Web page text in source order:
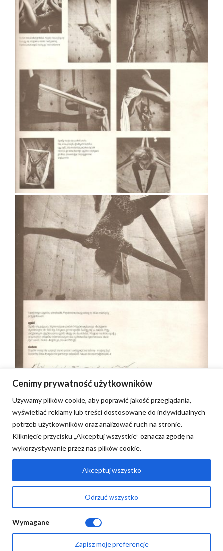
Cenimy prywatność użytkowników
Używamy plików cookie, aby poprawić jakość przeglądania,
wyświetlać reklamy lub treści dostosowane do indywidualnych
potrzeb użytkowników oraz analizować ruch na stronie.
Kliknięcie przycisku „Akceptuj wszystkie” oznacza zgodę na
wykorzystywanie przez nas plików cookie.
Odrzuć wszystko
Akceptuj wszystko
Wymagane
Zapisz moje preferencje
Regulations
Contact
They talk about us